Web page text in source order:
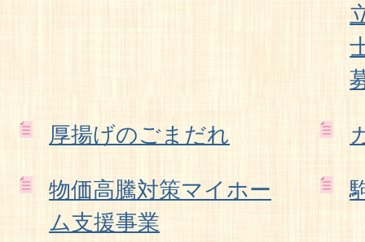
厚揚げのごまだれ
物価高騰対策マイホー
ム支援事業